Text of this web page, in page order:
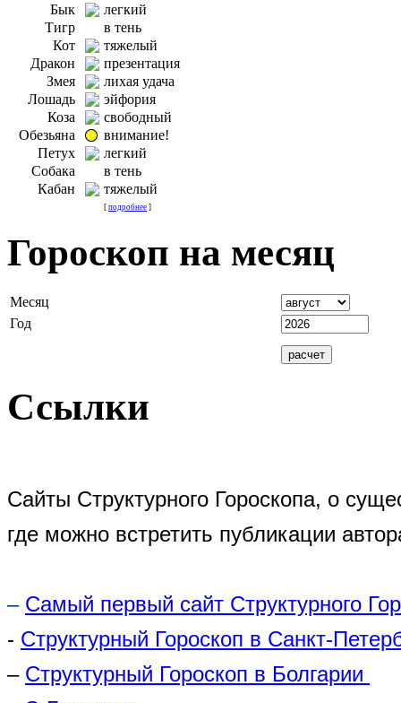
Бык
легкий
Тигр
в тень
Кот
тяжелый
Дракон
презентация
Змея
лихая удача
Лошадь
эйфория
Коза
свободный
Обезьяна
внимание!
Петух
легкий
Собака
в тень
Кабан
тяжелый
[ подробнее ]
Гороскоп на месяц
Месяц
Год
Ссылки
Сайты Структурного Гороскопа, о
где можно встретить публикации
– Самый первый сайт Структурного
- Структурный Гороскоп в Санкт-
– Структурный Гороскоп в Болгарии